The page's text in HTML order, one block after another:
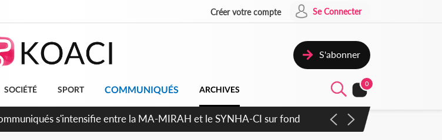
Créer votre compte Se Connecter
S'abonner
SOCIÉTÉ SPORT COMMUNIQUÉS ARCHIVES
0
s'intensifie entre la MA-MIRAH et le SYNHA-CI sur fond